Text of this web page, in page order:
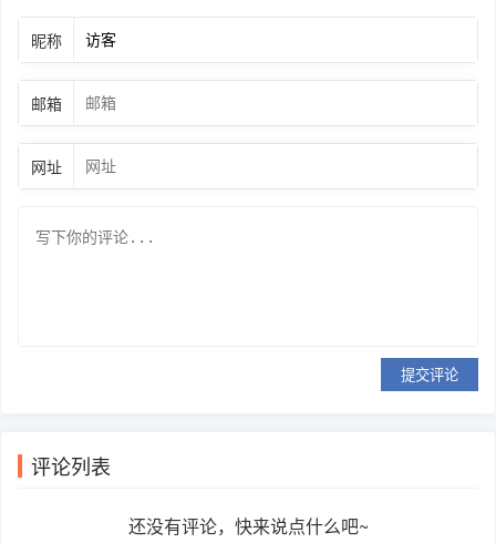
昵称
邮箱
网址
提交评论
评论列表
还没有评论，快来说点什么吧~